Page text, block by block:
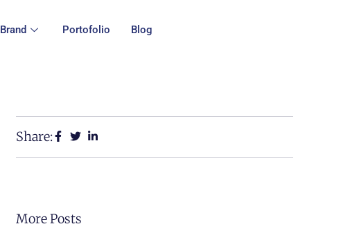
Brand Portofolio Blog
Share:
More Posts